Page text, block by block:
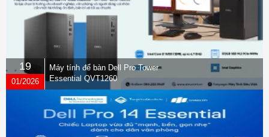
19
01/2026
Máy tính để bàn Dell Pro Tower
Essential QVT1260